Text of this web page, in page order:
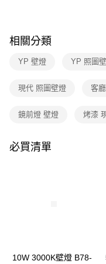
後付繳納相關費用。
※ 交易是否成功請以「
客戶支援中心」
https://
【注意事項】
權轉讓予恩沛科技股份有限公
https://aftee.tw/terms/#terms3
３．未成年的使用者請事先
相關分類
YP 壁燈 YP 照圖
現代 照圖壁燈 客
鏡前燈 壁燈 烤漆
必買清單
10W 3000K壁燈 B78-